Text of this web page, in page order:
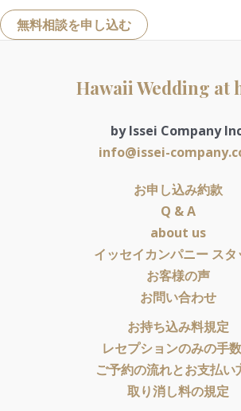
無料相談を申し込む
Hawaii Wedding at
by Issei Company
info@issei-
お申し込み約款
Q & A
about us
イッセイカンパニー スタ
お客様の声
お問い合わせ
お持ち込み料規定
レセプションのみの手
ご予約の流れとお支払い
取り消し料の規定